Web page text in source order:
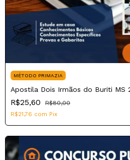
MÉTODO PRIMAZIA
Apostila Dois Irmãos do Buriti MS
R$25,60
R$80,00
R$21,76 com Pix